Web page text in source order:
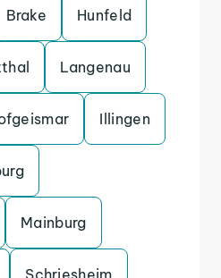
Brake Hunfeld
Langenau
Illingen
Mainburg
Schriesheim